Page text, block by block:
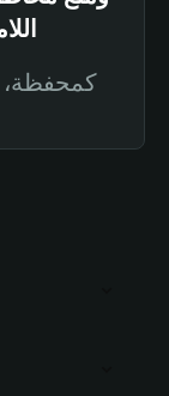
كمحفظة،